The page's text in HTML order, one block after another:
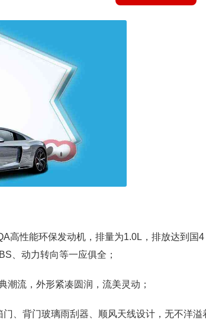
高性能环保发动机，排量为1.0L，排放达到国4
、动力转向等一应俱全；
潮流，外形紧凑圆润，流美灵动；
、背门玻璃雨刮器、顺风天线设计，无不洋溢